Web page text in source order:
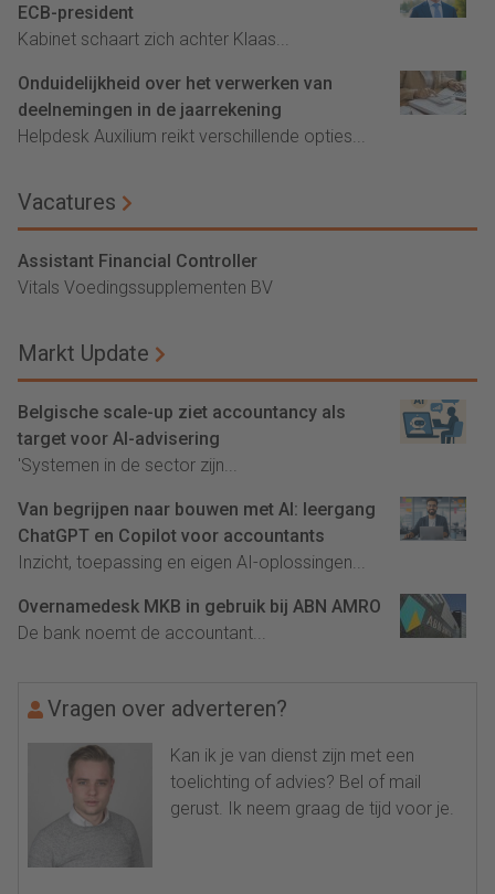
ECB-president
Kabinet schaart zich achter Klaas...
Onduidelijkheid over het verwerken van
deelnemingen in de jaarrekening
Helpdesk Auxilium reikt verschillende opties...
Vacatures
Assistant Financial Controller
Vitals Voedingssupplementen BV
Markt Update
Belgische scale-up ziet accountancy als
target voor AI-advisering
'Systemen in de sector zijn...
Van begrijpen naar bouwen met AI: leergang
ChatGPT en Copilot voor accountants
Inzicht, toepassing en eigen AI-oplossingen...
Overnamedesk MKB in gebruik bij ABN AMRO
De bank noemt de accountant...
Vragen over adverteren?
Kan ik je van dienst zijn met een
toelichting of advies? Bel of mail
gerust. Ik neem graag de tijd voor je.